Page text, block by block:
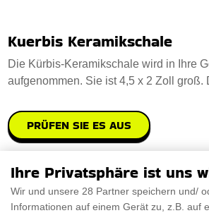
Kuerbis Keramikschale
Die Kürbis-Keramikschale wird in Ihre
aufgenommen. Sie ist 4,5 x 2 Zoll groß.
PRÜFEN SIE ES AUS
Ihre Privatsphäre ist uns
Wir und unsere 28 Partner speichern und/
Informationen auf einem Gerät zu, z.B. auf